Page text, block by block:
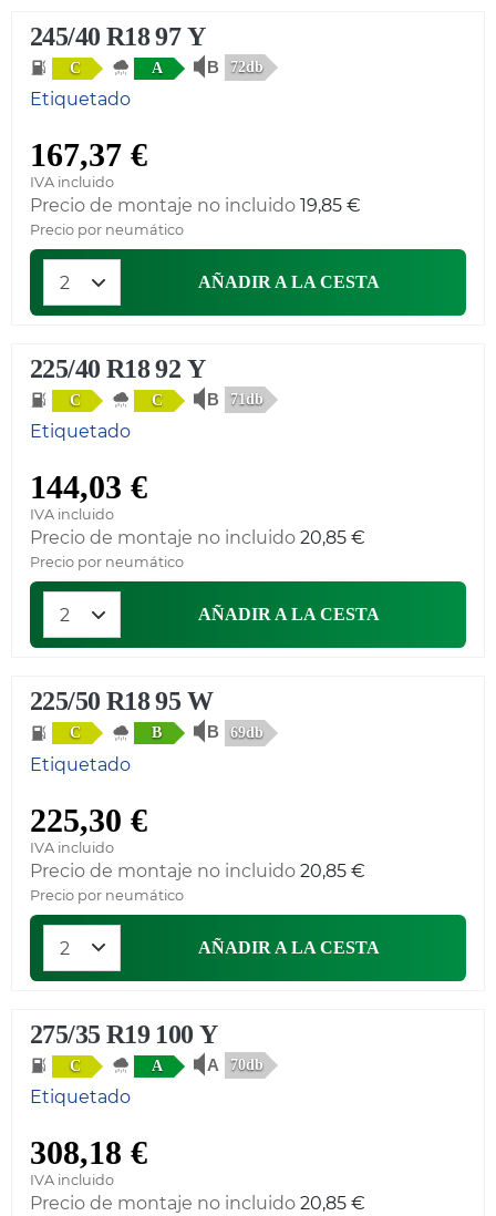
245/40 R18 97 Y
C A 72db
Etiquetado
167,37 €
IVA incluido
Precio de montaje no incluido 19,85 €
Precio por neumático
AÑADIR A LA CESTA
225/40 R18 92 Y
C C 71db
Etiquetado
144,03 €
IVA incluido
Precio de montaje no incluido 20,85 €
Precio por neumático
AÑADIR A LA CESTA
225/50 R18 95 W
C B 69db
Etiquetado
225,30 €
IVA incluido
Precio de montaje no incluido 20,85 €
Precio por neumático
AÑADIR A LA CESTA
275/35 R19 100 Y
C A 70db
Etiquetado
308,18 €
IVA incluido
Precio de montaje no incluido 20,85 €